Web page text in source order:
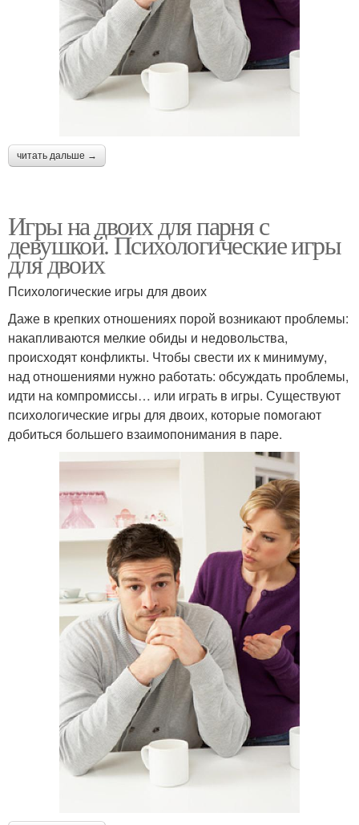
читать дальше →
Игры на двоих для парня с
девушкой. Психологические игры
для двоих
Психологические игры для двоих
Даже в крепких отношениях порой возникают проблемы:
накапливаются мелкие обиды и недовольства,
происходят конфликты. Чтобы свести их к минимуму,
над отношениями нужно работать: обсуждать проблемы,
идти на компромиссы… или играть в игры. Существуют
психологические игры для двоих, которые помогают
добиться большего взаимопонимания в паре.